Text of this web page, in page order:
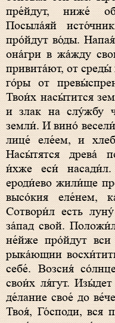
пре́йдут, ниже́
Посыла́яй
про́йдут во́ды.
она́гри в жа́жду
привита́ют, от среды́
го́ры от
Твои́х насы́тится
и злак на слу́жбу
земли́. И вино́
лице́ еле́ем, и хлеб
Насы́тятся древа́
и́хже еси́
ероди́ево жили́ще
высо́кия еле́нем,
Сотвори́л есть
за́пад свой.
не́йже про́йдут
рыка́ющии
себе́. Возсия́
свои́х ля́гут.
де́лание свое́ до
Твоя́, Го́споди, вся